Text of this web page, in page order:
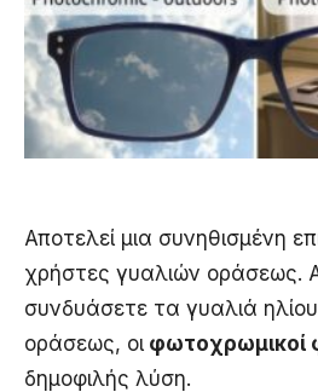
Αποτελεί μια συνηθισμένη
χρήστες γυαλιών οράσεως.
συνδυάσετε τα γυαλιά
οράσεως, οι φωτοχρωμικοί
δημοφιλής λύση.